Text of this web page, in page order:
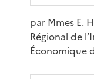
par Mmes E.
Régional de
Économique